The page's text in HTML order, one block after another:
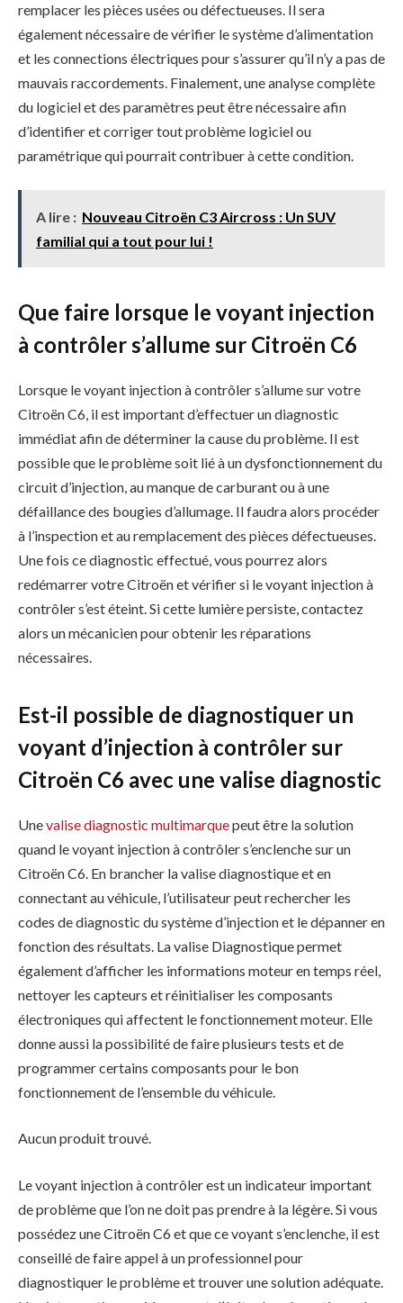
remplacer les pièces usées ou défectueuses. Il sera
également nécessaire de vérifier le système d’alimentation
et les connections électriques pour s’assurer qu’il n’y a pas de
mauvais raccordements. Finalement, une analyse complète
du logiciel et des paramètres peut être nécessaire afin
d’identifier et corriger tout problème logiciel ou
paramétrique qui pourrait contribuer à cette condition.
A lire : Nouveau Citroën C3 Aircross : Un SUV
familial qui a tout pour lui !
Que faire lorsque le voyant injection
à contrôler s’allume sur Citroën C6
Lorsque le voyant injection à contrôler s’allume sur votre
Citroën C6, il est important d’effectuer un diagnostic
immédiat afin de déterminer la cause du problème. Il est
possible que le problème soit lié à un dysfonctionnement du
circuit d’injection, au manque de carburant ou à une
défaillance des bougies d’allumage. Il faudra alors procéder
à l’inspection et au remplacement des pièces défectueuses.
Une fois ce diagnostic effectué, vous pourrez alors
redémarrer votre Citroën et vérifier si le voyant injection à
contrôler s’est éteint. Si cette lumière persiste, contactez
alors un mécanicien pour obtenir les réparations
nécessaires.
Est-il possible de diagnostiquer un
voyant d’injection à contrôler sur
Citroën C6 avec une valise diagnostic
Unevalise diagnostic multimarquepeut être la solution
quand le voyant injection à contrôler s’enclenche sur un
Citroën C6. En brancher la valise diagnostique et en
connectant au véhicule, l’utilisateur peut rechercher les
codes de diagnostic du système d’injection et le dépanner en
fonction des résultats. La valise Diagnostique permet
également d’afficher les informations moteur en temps réel,
nettoyer les capteurs et réinitialiser les composants
électroniques qui affectent le fonctionnement moteur. Elle
donne aussi la possibilité de faire plusieurs tests et de
programmer certains composants pour le bon
fonctionnement de l’ensemble du véhicule.
Aucun produit trouvé.
Le voyant injection à contrôler est un indicateur important
de problème que l’on ne doit pas prendre à la légère. Si vous
possédez une Citroën C6 et que ce voyant s’enclenche, il est
conseillé de faire appel à un professionnel pour
diagnostiquer le problème et trouver une solution adéquate.